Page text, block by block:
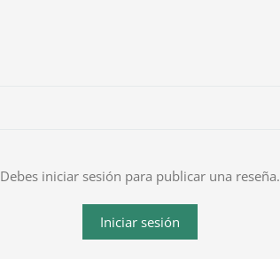
Debes iniciar sesión para publicar una reseña.
Iniciar sesión